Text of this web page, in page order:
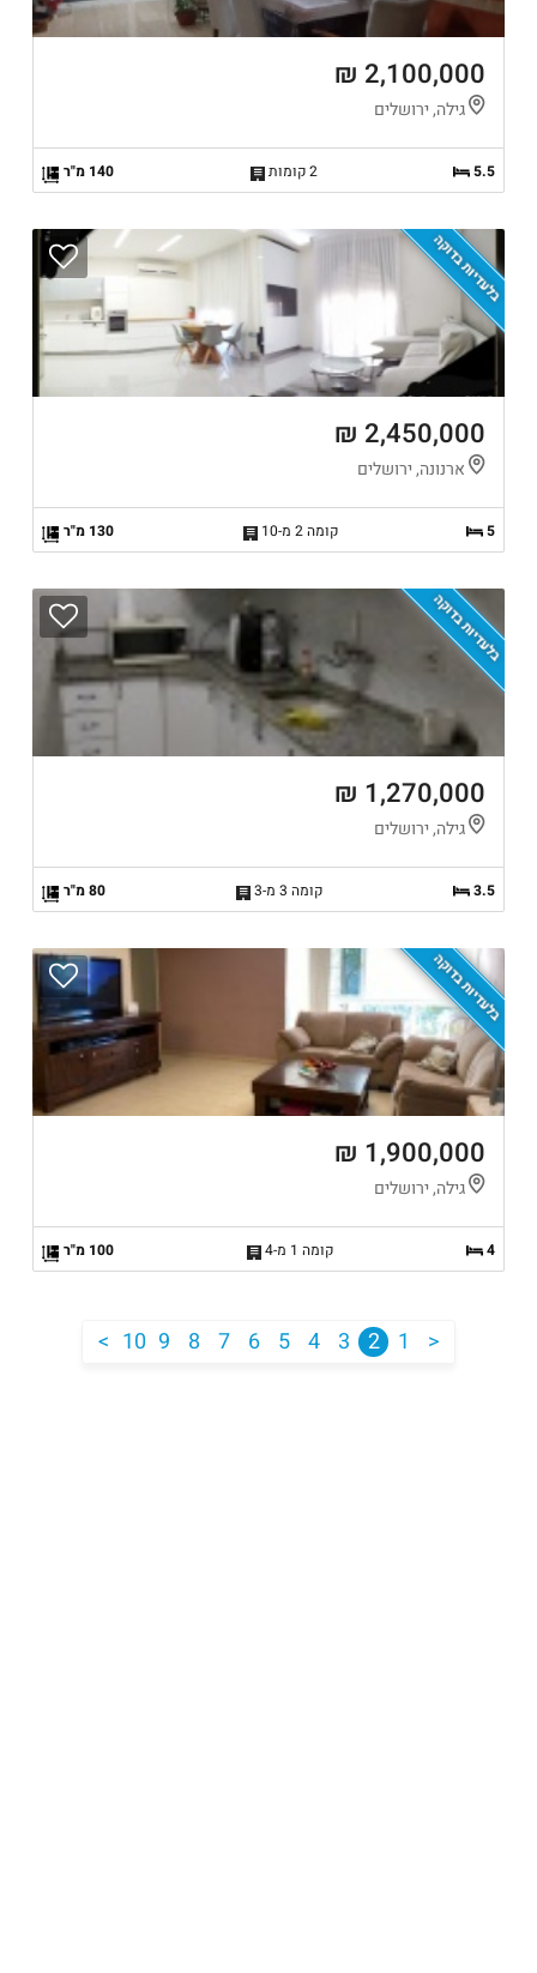
2,100,000 ₪
גילה, ירושלים
5.5 2 קומות 140 מ"ר
בלעדיות בדוקה
2,450,000 ₪
ארנונה, ירושלים
5 קומה 2 מ-10 130 מ"ר
בלעדיות בדוקה
1,270,000 ₪
גילה, ירושלים
3.5 קומה 3 מ-3 80 מ"ר
בלעדיות בדוקה
1,900,000 ₪
גילה, ירושלים
4 קומה 1 מ-4 100 מ"ר
>
1
2
3
4
5
6
7
8
9
10
<